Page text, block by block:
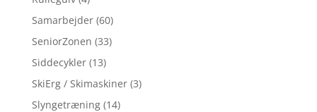
Samarbejder (60)
SeniorZonen (33)
Siddecykler (13)
SkiErg / Skimaskiner (3)
Slyngetræning (14)